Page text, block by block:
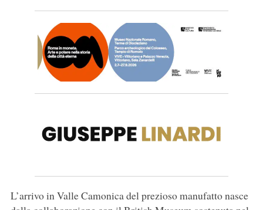
L’arrivo in Valle Camonica del prezioso manufatto nasce